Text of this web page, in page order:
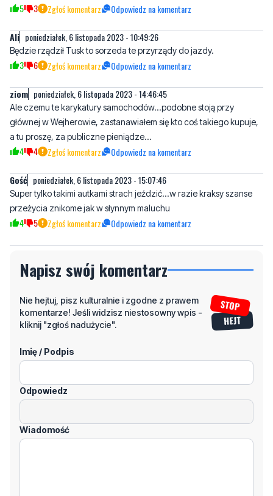
Będzie rządził Tusk to sorzeda te przyrządy do jazdy.
ziom poniedziałek, 6 listopada 2023 - 14:46:45
Ale czemu te karykatury samochodów...podobne stoją przy
a tu proszę, za publiczne pieniądze...
4 4 Zgłoś komentarz Odpowiedz na komentarz
Gość poniedziałek, 6 listopada 2023 - 15:07:46
Super tylko takimi autkami strach jeździć...w razie kraksy szanse
4 5 Zgłoś komentarz Odpowiedz na komentarz
Napisz swój komentarz
komentarze! Jeśli widzisz niestosowny wpis -
kliknij "zgłoś nadużycie".
Imię / Podpis
Odpowiedz
Wiadomość